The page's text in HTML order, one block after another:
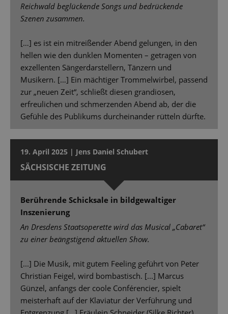
Reichwald beglückende Songs und bedrückende
Szenen zusammen.
[…] es ist ein mitreißender Abend gelungen, in den
hellen wie den dunklen Momenten – getragen von
exzellenten Sängerdarstellern, Tänzern und
Musikern. […] Ein mächtiger Trommelwirbel, passend
zur „neuen Zeit“, schließt diesen grandiosen,
erfreulichen und schmerzenden Abend ab, der die
Gefühle des Publikums durcheinander rütteln dürfte.
19. April 2025 | Jens Daniel Schubert
SÄCHSISCHE ZEITUNG
Berührende Schicksale in bildgewaltiger
Inszenierung
An Dresdens Staatsoperette wird das Musical „Cabaret“
zu einer beängstigend aktuellen Show.
[...] Die Musik, mit gutem Feeling geführt von Peter
Christian Feigel, wird bombastisch. [...] Marcus
Günzel, anfangs der coole Conférencier, spielt
meisterhaft auf der Klaviatur der Verführung und